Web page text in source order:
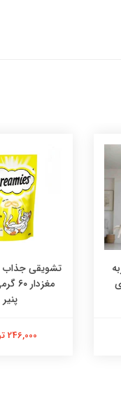
تشویقی جذاب
پنیر
246,000 تومان